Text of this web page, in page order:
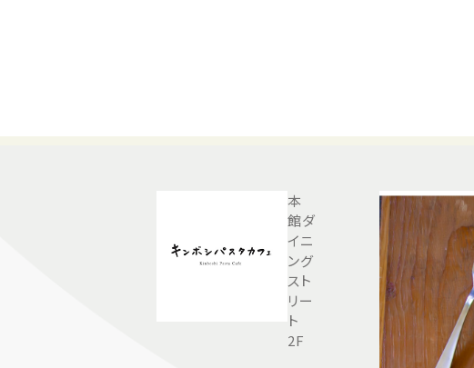
本
館ダ
イニ
ング
スト
リー
ト
2F